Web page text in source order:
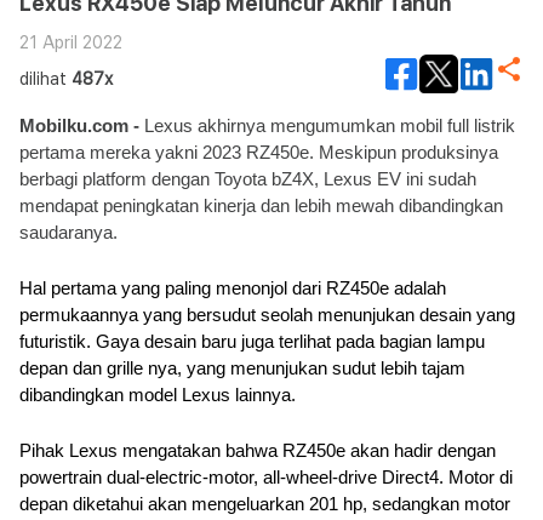
21 April 2022
dilihat 487x
Mobilku.com - Lexus akhirnya mengumumkan mobil full listrik
pertama mereka yakni 2023 RZ450e. Meskipun produksinya
berbagi platform dengan Toyota bZ4X, Lexus EV ini sudah
mendapat peningkatan kinerja dan lebih mewah dibandingkan
saudaranya.
Hal pertama yang paling menonjol dari RZ450e adalah
permukaannya yang bersudut seolah menunjukan desain yang
futuristik. Gaya desain baru juga terlihat pada bagian lampu
depan dan grille nya, yang menunjukan sudut lebih tajam
dibandingkan model Lexus lainnya.
Pihak Lexus mengatakan bahwa RZ450e akan hadir dengan
powertrain dual-electric-motor, all-wheel-drive Direct4. Motor di
depan diketahui akan mengeluarkan 201 hp, sedangkan motor